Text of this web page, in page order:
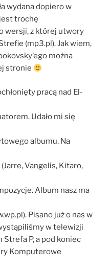
wydana dopiero w
trochę
wersji, z której utwory
(mp3.pl). Jak wiem,
można
stronie
pracą nad El-
Udało mi się
albumu. Na
Vangelis, Kitaro,
Album nasz ma
Pisano już o nas w
w telewizji
P, a pod koniec
Komputerowe